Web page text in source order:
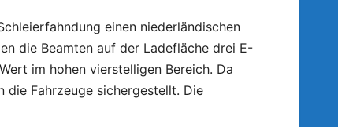
einen niederländischen
die Beamten auf der Ladefläche drei E-
im hohen vierstelligen Bereich. Da
die Fahrzeuge sichergestellt. Die